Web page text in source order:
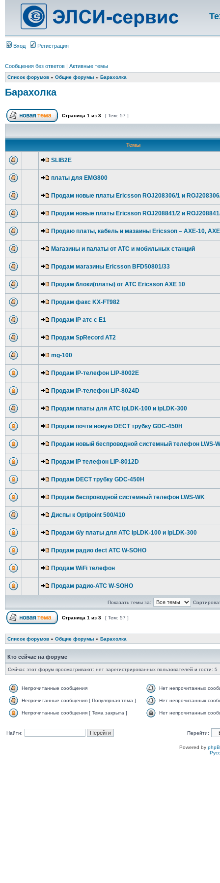
Вход Регистрация
Сообщения без ответов | Активные темы
Список форумов » Общие форумы » Барахолка
Барахолка
Страница 1 из 3 [ Тем: 57 ]
Темы
SLIB2E
платы для EMG800
Продам новые платы Ericsson ROJ208306/1 и
Продам новые платы Ericsson ROJ208841/2 и
Продаю платы, кабель и мазаины Ericsson – AXE-10,
Магазины и палаты от АТС и мобильных станций
Продам магазины Ericsson BFD50801/33
Продам блоки(платы) от АТС Ericsson AXE 10
Продам факс KX-FT982
Продам IP атс с E1
Продам SpRecord AT2
mg-100
Продам IP-телефон LIP-8002Е
Продам IP-телефон LIP-8024D
Продам платы для АТС ipLDK-100 и ipLDK-300
Продам почти новую DECT трубку GDC-450H
Продам новый беспроводной системный телефон LWS-
Продам IP телефон LIP-8012D
Продам DECT трубку GDC-450H
Продам беспроводной системный телефон LWS-WK
Диспы к Optipoint 500/410
Продам б/у платы для АТС ipLDK-100 и ipLDK-300
Продам радио dect АТС W-SOHO
Продам WiFi телефон
Продам радио-АТС W-SOHO
Показать темы за:
Страница 1 из 3 [ Тем: 57 ]
Список форумов » Общие форумы » Барахолка
Кто сейчас на форуме
Сейчас этот форум просматривают: нет зарегистрированных пользователей и гости: 5
Непрочитанные сообщения Нет непрочитанных
Непрочитанные сообщения [ Популярная тема ] Нет непрочитанных
Непрочитанные сообщения [ Тема закрыта ] Нет непрочитанных
Найти: Перейти:
Powered by